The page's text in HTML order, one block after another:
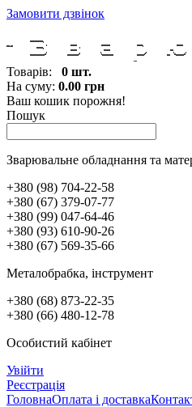
Замовити дзвінок
Товарів: 0 шт.
На суму: 0.00 грн
Ваш кошик порожня!
Пошук
Зварювальне обладнання та
+380 (98) 704-22-58
+380 (67) 379-07-77
+380 (99) 047-64-46
+380 (93) 610-90-26
+380 (67) 569-35-66
Металобрабка, інcтрумент
+380 (68) 873-22-35
+380 (66) 480-12-78
Особистий кабінет
Увійти
Реєстрація
ГоловнаОплата і доставка